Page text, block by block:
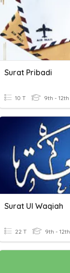
Surat Pribadi
10 T 9th - 12th
Surat Ul Waqiah
22 T 9th - 12th